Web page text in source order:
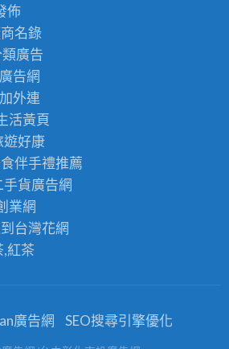
佈
名錄
廣告
告網
外連
活黃頁
遊好康
伴手禮推薦
手貨廣告網
業網
台灣花網
,紅茶
廣告網 SEO搜尋引擎優化